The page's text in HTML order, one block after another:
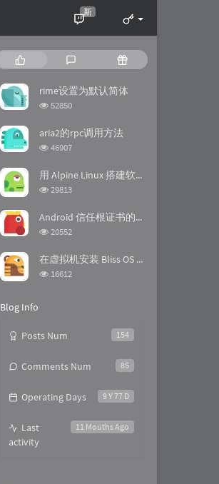
新
o
p
u
a
r
r
i
c
l
s
a
t
t
m
n
R
a
n
t
l
rime设置为默认简体
浏
次
数:
52850
aria2的rpc调用方法
浏
次
数:
46907
用 Alpine Linux 搭建软路由
浏
次
29813
Android 信任根证书的方法
浏
次
数:
20552
在虚拟机安装 Bliss OS 时踩的坑
浏
16612
Blog Info
154
Posts Num
85
Comments Num
9 Y 77 D
Operating Days
11 Mouths Ago
Last
activity